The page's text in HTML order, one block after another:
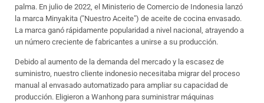
palma. En julio de 2022, el Ministerio de Comercio de Indonesia lanzó
la marca Minyakita ("Nuestro Aceite") de aceite de cocina envasado.
La marca ganó rápidamente popularidad a nivel nacional, atrayendo a
un número creciente de fabricantes a unirse a su producción.
Debido al aumento de la demanda del mercado y la escasez de
suministro, nuestro cliente indonesio necesitaba migrar del proceso
manual al envasado automatizado para ampliar su capacidad de
producción. Eligieron a Wanhong para suministrar máquinas